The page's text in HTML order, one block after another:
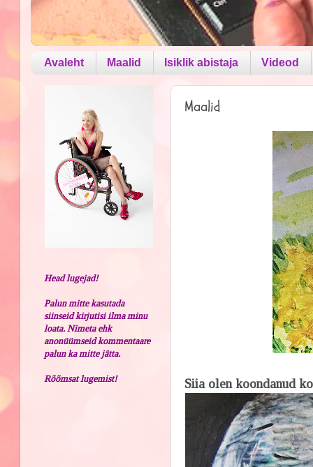
Avaleht Maalid Isiklik abistaja Videod
Maalid
Siia olen koondanud
Head lugejad!
Palun mitte kasutada
siinseid kirjutisi ilma minu
loata. Nimeta ehk
anonüümseid kommentaare
palun ka mitte jätta.
Rõõmsat lugemist!